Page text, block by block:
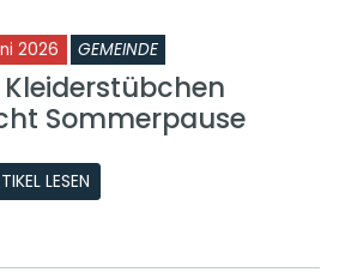
2026 GEMEINDE
Kleiderstübchen
Sommerpause
LESEN